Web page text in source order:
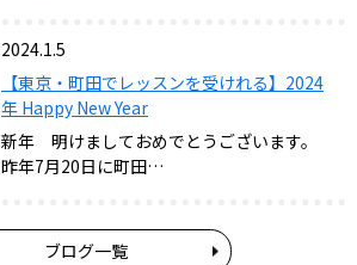
2024.1.5
【東京・町田でレッスンを受けれる】2024
年 Happy New Year
新年 明けましておめでとうございます。
昨年7月20日に町田…
ブログ一覧